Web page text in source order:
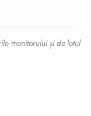
monitorului și de lotul